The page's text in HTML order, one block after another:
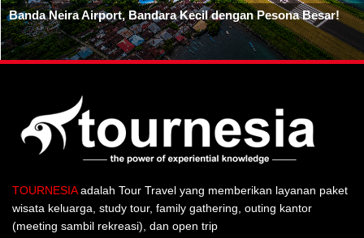
Banda Neira Airport, Bandara Kecil dengan Pesona Besar!
TOURNESIAadalah Tour Travel yang memberikan layanan paket
wisata keluarga, study tour, family gathering, outing kantor
(meeting sambil rekreasi), dan open trip